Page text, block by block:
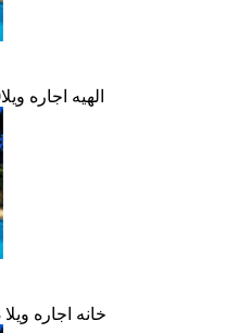
الهیه اجاره ویلا750 متر زیربنا در 1200 متر زمین
خانه اجاره ويلا 3 خوابه 240 متر زمین قابل تبديل